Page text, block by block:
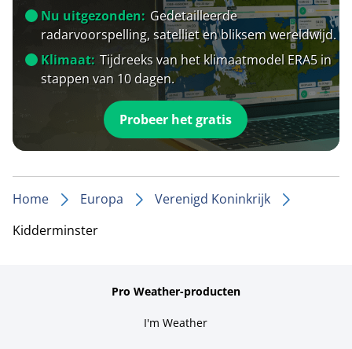
Nu uitgezonden: Gedetailleerde
radarvoorspelling, satelliet en bliksem wereldwijd.
Klimaat: Tijdreeks van het klimaatmodel ERA5 in
stappen van 10 dagen.
Probeer het gratis
Home Europa
Verenigd Koninkrijk
Kidderminster
Pro Weather-producten
I'm Weather